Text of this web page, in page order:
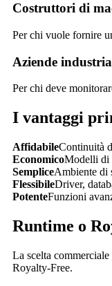
Costruttori di
Per chi vuole fornire
Aziende
Per chi deve
I vantaggi
AffidabileContinuità
EconomicoModelli di
SempliceAmbiente di
FlessibileDriver,
PotenteFunzioni
Runtime o
La scelta
Royalty-Free.